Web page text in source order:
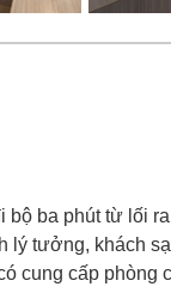
ba phút từ lối
lý tưởng, khách
cung cấp phòng